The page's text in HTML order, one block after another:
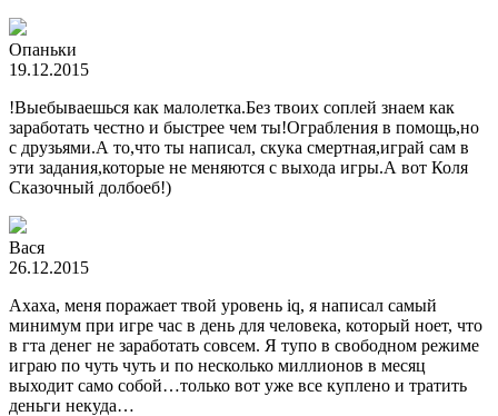
Опаньки
19.12.2015
!Выебываешься как малолетка.Без твоих соплей знаем как
заработать честно и быстрее чем ты!Ограбления в помощь,но
с друзьями.А то,что ты написал, скука смертная,играй сам в
эти задания,которые не меняются с выхода игры.А вот Коля
Сказочный долбоеб!)
Вася
26.12.2015
Ахаха, меня поражает твой уровень iq, я написал самый
минимум при игре час в день для человека, который ноет, что
в гта денег не заработать совсем. Я тупо в свободном режиме
играю по чуть чуть и по несколько миллионов в месяц
выходит само собой…только вот уже все куплено и тратить
деньги некуда…